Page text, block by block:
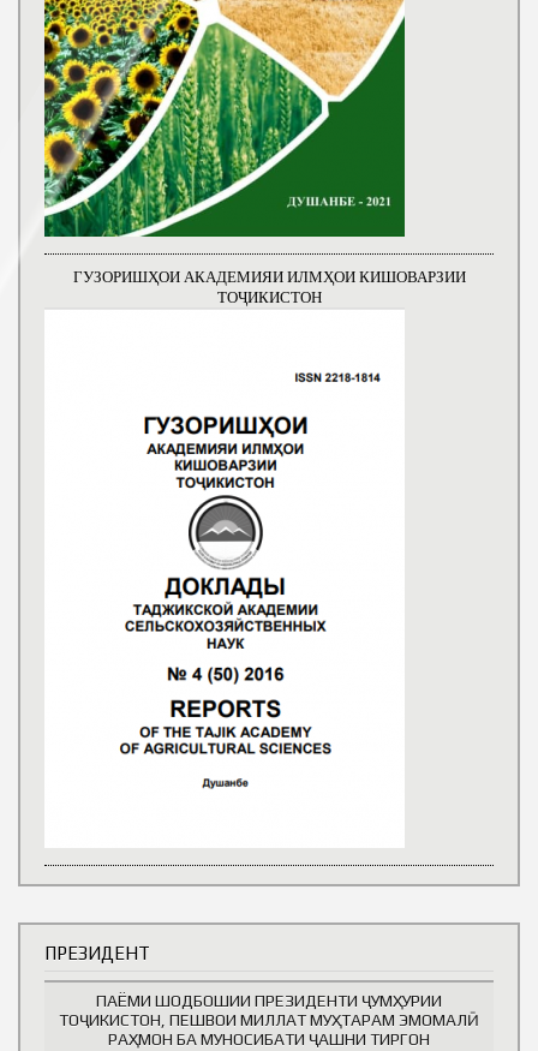
ГУЗОРИШҲОИ АКАДЕМИЯИ ИЛМҲОИ КИШОВАРЗИИ
ТОҶИКИСТОН
ПРЕЗИДЕНТ
ПАЁМИ ШОДБОШИИ ПРЕЗИДЕНТИ ҶУМҲУРИИ
ТОҶИКИСТОН, ПЕШВОИ МИЛЛАТ МУҲТАРАМ ЭМОМАЛӢ
РАҲМОН БА МУНОСИБАТИ ҶАШНИ ТИРГОН